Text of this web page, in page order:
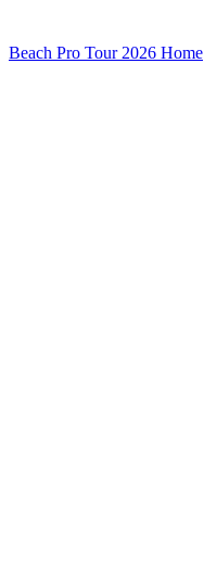
Beach Pro Tour 2026 Home